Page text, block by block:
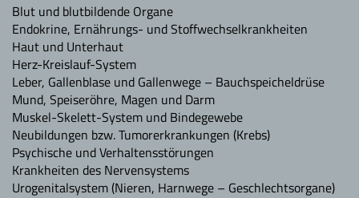
Blut und blutbildende Organe
Endokrine, Ernährungs- und Stoffwechselkrankheiten
Haut und Unterhaut
Herz-Kreislauf-System
Leber, Gallenblase und Gallenwege – Bauchspeicheldrüse
Mund, Speiseröhre, Magen und Darm
Muskel-Skelett-System und Bindegewebe
Neubildungen bzw. Tumorerkrankungen (Krebs)
Psychische und Verhaltensstörungen
Krankheiten des Nervensystems
Urogenitalsystem (Nieren, Harnwege – Geschlechtsorgane)